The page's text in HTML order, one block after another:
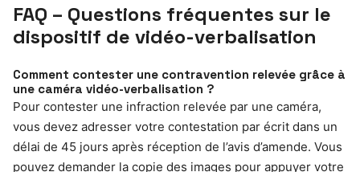
FAQ – Questions fréquentes sur le
dispositif de vidéo-verbalisation
Comment contester une contravention relevée grâce à
une caméra vidéo-verbalisation ?
Pour contester une infraction relevée par une caméra,
vous devez adresser votre contestation par écrit dans un
délai de 45 jours après réception de l’avis d’amende. Vous
pouvez demander la copie des images pour appuyer votre